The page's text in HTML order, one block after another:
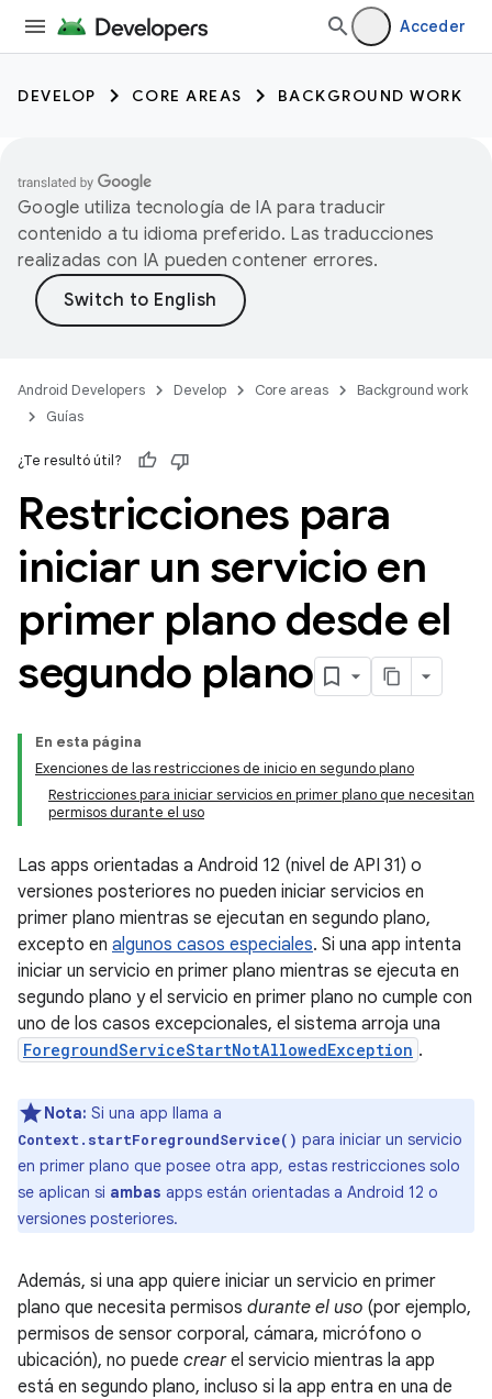
Acceder
DEVELOP CORE AREAS BACKGROUND WORK
Google utiliza tecnología de IA para traducir
contenido a tu idioma preferido. Las traducciones
realizadas con IA pueden contener errores.
Android Developers Develop Core areas
Background work
Guías
¿Te resultó útil?
Restricciones para
iniciar un servicio en
primer plano desde el
segundo plano
En esta página
Exenciones de las restricciones de inicio en segundo plano
Restricciones para iniciar servicios en primer plano que necesitan
permisos durante el uso
Las apps orientadas a Android 12 (nivel de API 31) o
versiones posteriores no pueden iniciar servicios en
primer plano mientras se ejecutan en segundo plano,
excepto en algunos casos especiales. Si una app intenta
iniciar un servicio en primer plano mientras se ejecuta en
segundo plano y el servicio en primer plano no cumple con
uno de los casos excepcionales, el sistema arroja una
ForegroundServiceStartNotAllowedException .
Nota: Si una app llama a
Context.startForegroundService() para iniciar un servicio
en primer plano que posee otra app, estas restricciones solo
se aplican si ambas apps están orientadas a Android 12 o
versiones posteriores.
Además, si una app quiere iniciar un servicio en primer
plano que necesita permisos durante el uso (por ejemplo,
permisos de sensor corporal, cámara, micrófono o
ubicación), no puede crearel servicio mientras la app
está en segundo plano, incluso si la app entra en una de